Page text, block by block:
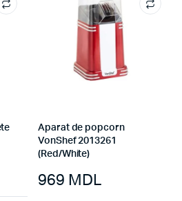
Aparat de popcorn
VonShef 2013261
(Red/White)
969 MDL